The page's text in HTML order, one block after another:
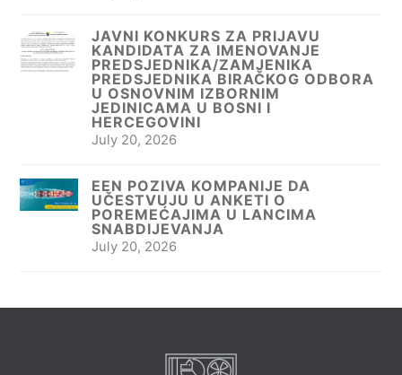
JAVNI KONKURS ZA PRIJAVU
KANDIDATA ZA IMENOVANJE
PREDSJEDNIKA/ZAMJENIKA
PREDSJEDNIKA BIRAČKOG ODBORA
U OSNOVNIM IZBORNIM
JEDINICAMA U BOSNI I
HERCEGOVINI
July 20, 2026
EEN POZIVA KOMPANIJE DA
UČESTVUJU U ANKETI O
POREMEĆAJIMA U LANCIMA
SNABDIJEVANJA
July 20, 2026